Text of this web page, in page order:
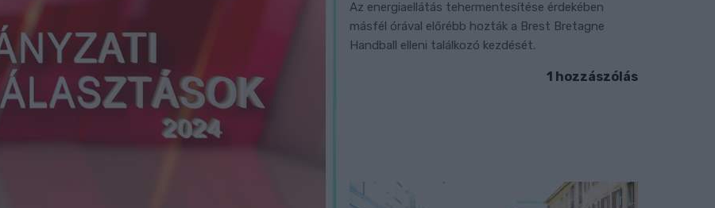
Az energiaellátás tehermentesítése érdekében
másfél órával előrébb hozták a Brest Bretagne
Handball elleni találkozó kezdését.
1 hozzászólás